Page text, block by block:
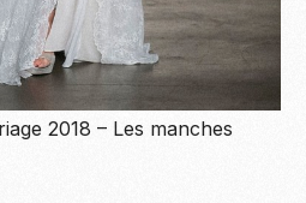
2018 – Les manches